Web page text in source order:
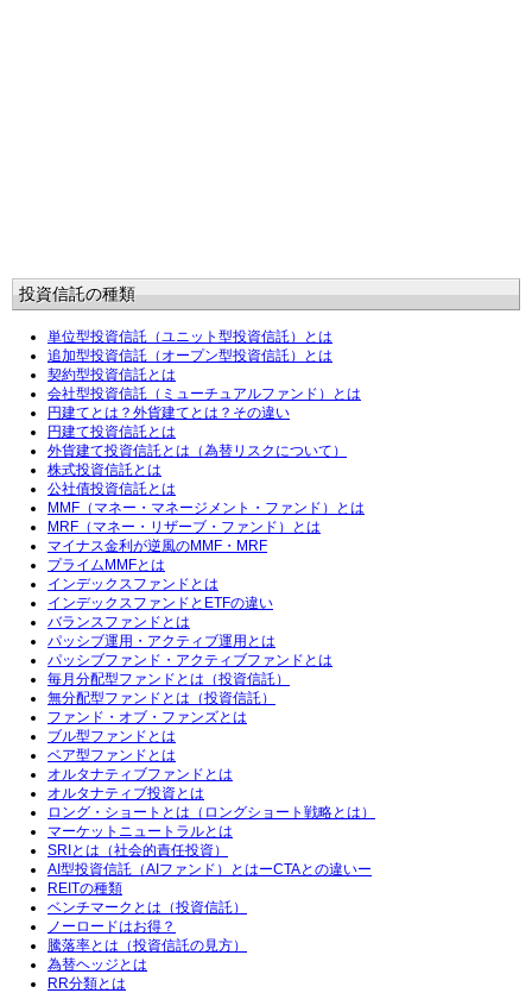
投資信託の種類
単位型投資信託（ユニット型投資信託）とは
追加型投資信託（オープン型投資信託）とは
契約型投資信託とは
会社型投資信託（ミューチュアルファンド）とは
円建てとは？外貨建てとは？その違い
円建て投資信託とは
外貨建て投資信託とは（為替リスクについて）
株式投資信託とは
公社債投資信託とは
MMF（マネー・マネージメント・ファンド）とは
MRF（マネー・リザーブ・ファンド）とは
マイナス金利が逆風のMMF・MRF
プライムMMFとは
インデックスファンドとは
インデックスファンドとETFの違い
バランスファンドとは
パッシブ運用・アクティブ運用とは
パッシブファンド・アクティブファンドとは
毎月分配型ファンドとは（投資信託）
無分配型ファンドとは（投資信託）
ファンド・オブ・ファンズとは
ブル型ファンドとは
ベア型ファンドとは
オルタナティブファンドとは
オルタナティブ投資とは
ロング・ショートとは（ロングショート戦略とは）
マーケットニュートラルとは
SRIとは（社会的責任投資）
AI型投資信託（AIファンド）とはーCTAとの違いー
REITの種類
ベンチマークとは（投資信託）
ノーロードはお得？
騰落率とは（投資信託の見方）
為替ヘッジとは
RR分類とは